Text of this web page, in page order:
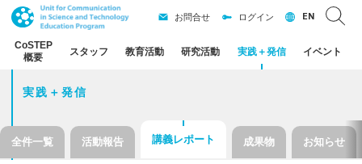
CoSTEP
概要
スタッフ 教育活動 研究活動 実践＋発信 イベント
お問合せ ログイン EN
実践＋発信
全件一覧 活動報告 講義レポート 成果物 お知らせ